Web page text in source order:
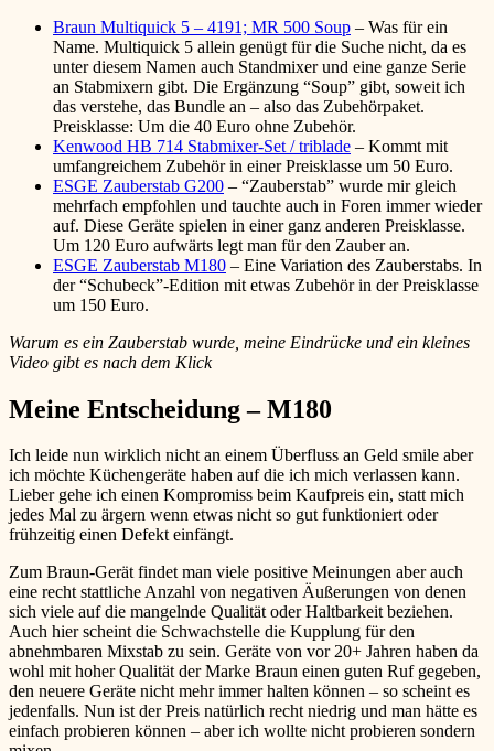
Braun Multiquick 5 – 4191; MR 500 Soup – Was für ein
Name. Multiquick 5 allein genügt für die Suche nicht, da es
unter diesem Namen auch Standmixer und eine ganze Serie
an Stabmixern gibt. Die Ergänzung “Soup” gibt, soweit ich
das verstehe, das Bundle an – also das Zubehörpaket.
Preisklasse: Um die 40 Euro ohne Zubehör.
Kenwood HB 714 Stabmixer-Set / triblade – Kommt mit
umfangreichem Zubehör in einer Preisklasse um 50 Euro.
ESGE Zauberstab G200 – “Zauberstab” wurde mir gleich
mehrfach empfohlen und tauchte auch in Foren immer wieder
auf. Diese Geräte spielen in einer ganz anderen Preisklasse.
Um 120 Euro aufwärts legt man für den Zauber an.
ESGE Zauberstab M180 – Eine Variation des Zauberstabs. In
der “Schubeck”-Edition mit etwas Zubehör in der Preisklasse
um 150 Euro.
Warum es ein Zauberstab wurde, meine Eindrücke und ein kleines
Video gibt es nach dem Klick
Meine Entscheidung – M180
Ich leide nun wirklich nicht an einem Überfluss an Geld smile aber
ich möchte Küchengeräte haben auf die ich mich verlassen kann.
Lieber gehe ich einen Kompromiss beim Kaufpreis ein, statt mich
jedes Mal zu ärgern wenn etwas nicht so gut funktioniert oder
frühzeitig einen Defekt einfängt.
Zum Braun-Gerät findet man viele positive Meinungen aber auch
eine recht stattliche Anzahl von negativen Äußerungen von denen
sich viele auf die mangelnde Qualität oder Haltbarkeit beziehen.
Auch hier scheint die Schwachstelle die Kupplung für den
abnehmbaren Mixstab zu sein. Geräte von vor 20+ Jahren haben da
wohl mit hoher Qualität der Marke Braun einen guten Ruf gegeben,
den neuere Geräte nicht mehr immer halten können – so scheint es
jedenfalls. Nun ist der Preis natürlich recht niedrig und man hätte es
einfach probieren können – aber ich wollte nicht probieren sondern